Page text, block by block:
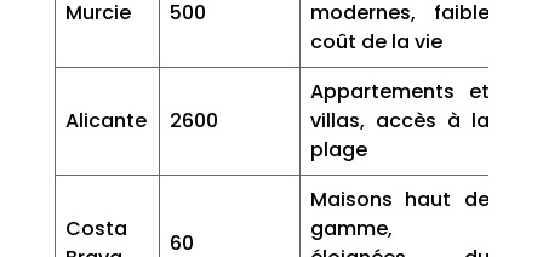
Murcie 500
modernes, faible
coût de la vie
Alicante 2600
Appartements et
villas, accès à la
plage
Costa
60
Maisons haut de
gamme,